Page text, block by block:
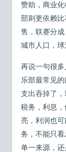
赞助，商业
部则更依赖
售，联赛分
城市人口，球
再说一句很
乐部最常见
支出吞掉了
税务，利息
亮，利润也
务，不能只
单一来源，